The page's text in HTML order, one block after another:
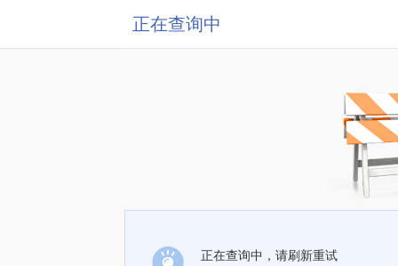
正在查询中
正在查询中，请刷新重试